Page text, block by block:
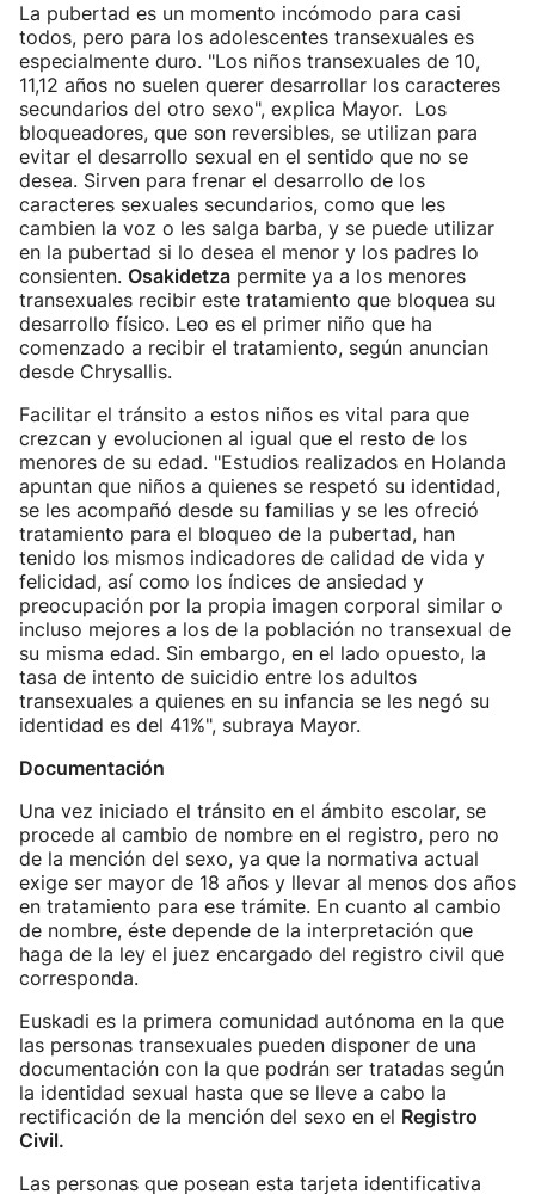
La pubertad es un momento incómodo para casi
todos, pero para los adolescentes transexuales es
especialmente duro. "Los niños transexuales de 10,
11,12 años no suelen querer desarrollar los caracteres
secundarios del otro sexo", explica Mayor. Los
bloqueadores, que son reversibles, se utilizan para
evitar el desarrollo sexual en el sentido que no se
desea. Sirven para frenar el desarrollo de los
caracteres sexuales secundarios, como que les
cambien la voz o les salga barba, y se puede utilizar
en la pubertad si lo desea el menor y los padres lo
consienten. Osakidetza permite ya a los menores
transexuales recibir este tratamiento que bloquea su
desarrollo físico. Leo es el primer niño que ha
comenzado a recibir el tratamiento, según anuncian
desde Chrysallis.
Facilitar el tránsito a estos niños es vital para que
crezcan y evolucionen al igual que el resto de los
menores de su edad. "Estudios realizados en Holanda
apuntan que niños a quienes se respetó su identidad,
se les acompañó desde su familias y se les ofreció
tratamiento para el bloqueo de la pubertad, han
tenido los mismos indicadores de calidad de vida y
felicidad, así como los índices de ansiedad y
preocupación por la propia imagen corporal similar o
incluso mejores a los de la población no transexual de
su misma edad. Sin embargo, en el lado opuesto, la
tasa de intento de suicidio entre los adultos
transexuales a quienes en su infancia se les negó su
identidad es del 41%", subraya Mayor.
Documentación
Una vez iniciado el tránsito en el ámbito escolar, se
procede al cambio de nombre en el registro, pero no
de la mención del sexo, ya que la normativa actual
exige ser mayor de 18 años y llevar al menos dos años
en tratamiento para ese trámite. En cuanto al cambio
de nombre, éste depende de la interpretación que
haga de la ley el juez encargado del registro civil que
corresponda.
Euskadi es la primera comunidad autónoma en la que
las personas transexuales pueden disponer de una
documentación con la que podrán ser tratadas según
la identidad sexual hasta que se lleve a cabo la
rectificación de la mención del sexo en el Registro
Civil.
Las personas que posean esta tarjeta identificativa